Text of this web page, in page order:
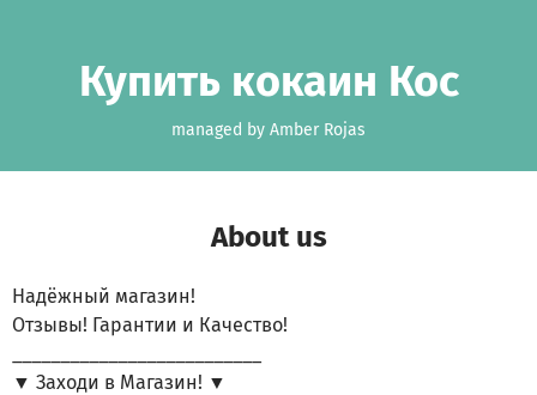
Купить кокаин Кос
managed by Amber Rojas
About us
Надёжный магазин!
Отзывы! Гарантии и Качество!
▼ Заходи в Магазин! ▼